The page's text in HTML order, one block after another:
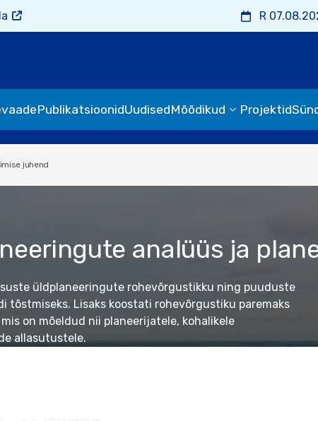
R
PublikatsioonidUudisedMõõdikud Projektid
juhend
analüüs ja
üldplaneeringute rohevõrgustikku ning puuduste
tõstmiseks. Lisaks koostati rohevõrgustiku paremaks
on mõeldud nii planeerijatele, kohalikele
allasutustele.